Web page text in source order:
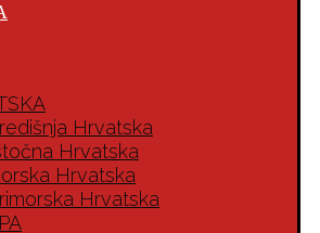
Hrvatska
Hrvatska
Hrvatska
Hrvatska